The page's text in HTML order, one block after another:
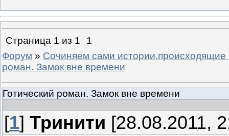
Страница 1 из 1
1
Форум » Сочиняем сами
роман. Замок вне времени
Готический роман. Замок вне времени
[1] Тринити [28.08.2011,